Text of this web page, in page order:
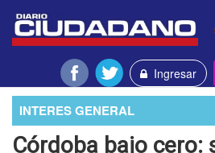
Ingresar
INTERES GENERAL
Córdoba bajo cero: